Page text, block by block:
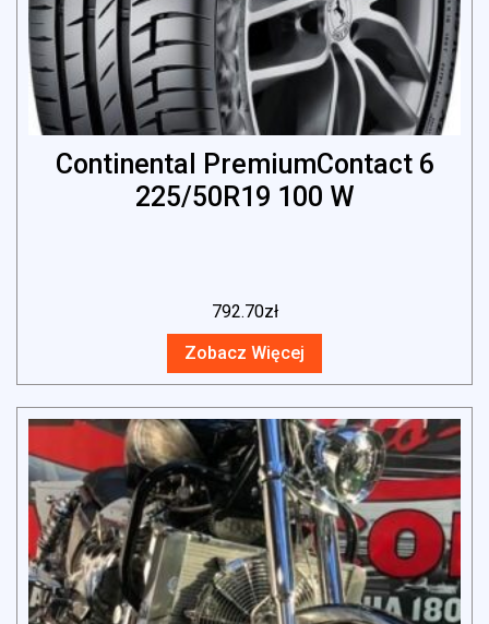
Continental PremiumContact 6
225/50R19 100 W
792.70zł
Zobacz Więcej